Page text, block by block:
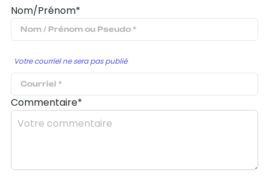
Nom/Prénom*
Votre courriel ne sera pas publié
Commentaire*